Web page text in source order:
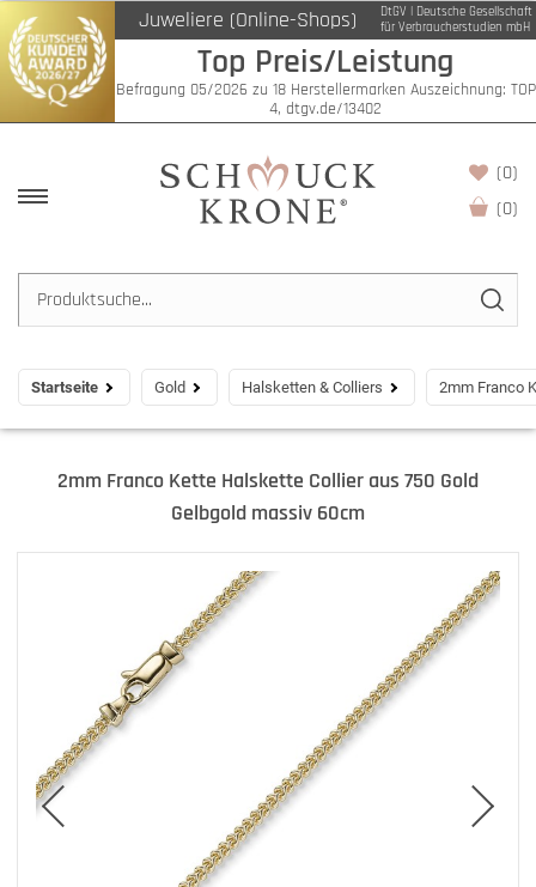
Juweliere (Online-Shops)
DtGV | Deutsche Gesellschaft
für Verbraucherstudien mbH
Top Preis/Leistung
Befragung 05/2026 zu 18 Herstellermarken Auszeichnung: TOP
4, dtgv.de/13402
(0)
(0)
Startseite Gold Halsketten & Colliers 2mm Franco
2mm Franco Kette Halskette Collier aus 750 Gold
Gelbgold massiv 60cm